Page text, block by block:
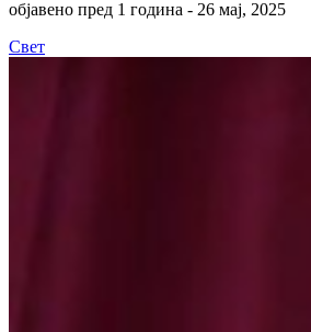
објавено пред 1 година - 26 мај, 2025
Свет